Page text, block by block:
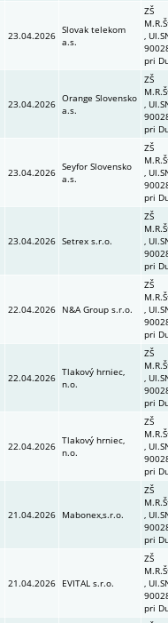
23.04.2026 Slovak telekom
a.s.
ZŠ
,
pri
23.04.2026 Orange Slovensko
a.s.
ZŠ
,
pri
23.04.2026 Seyfor Slovensko
a.s.
ZŠ
,
pri
23.04.2026 Setrex s.r.o.
ZŠ
,
pri
22.04.2026 N&A Group s.r.o.
ZŠ
,
pri
22.04.2026 Tlakový hrniec,
n.o.
ZŠ
,
pri
22.04.2026 Tlakový hrniec,
n.o.
ZŠ
,
pri
21.04.2026 Mabonex,s.r.o.
ZŠ
,
pri
21.04.2026 EVITAL s.r.o.
ZŠ
,
pri